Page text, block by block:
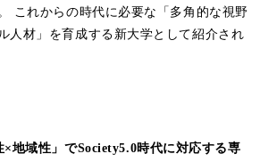
これからの時代に必要な「多角的な視野
人材」を育成する新大学として紹介され
地域性」でSociety5.0時代に対応する専